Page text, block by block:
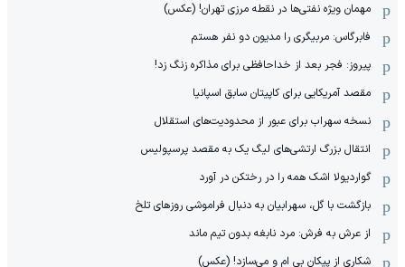
مهمان‌ ویژه نفتی‌ها در نقطه مرزی تهران! (عکس)
فابرگاس: مربیگری را مدیون دو نفر هستم
پیروز: فجر بعد از خداحافظی برای مذاکره زنگ زد!
مقصد آمریکایی برای کاپیتان سابق اسپانیا
نسخه سهراب برای عبور از محدودیت‌های استقلال
انتقال بزرگ ارتشی‌های لیگ یک به مقصد پرسپولیس
گواردیولا اشک همه را در رختکن در آورد
بازگشت با گل، سهرابیان به دنبال فراموشی روزهای تلخ
از عرش به فرش: مرد نابغه‌ بدون تیم ماند
شکاری از پیکان بی ام و می‌سازد! (عکس)